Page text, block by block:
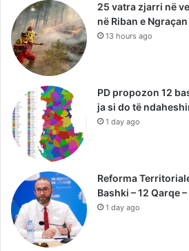
25 vatra zjarri në
në Riban e
13 hours ago
PD propozon 12
ja si do të
1 day ago
Reforma
Bashki – 12 Qarqe
1 day ago